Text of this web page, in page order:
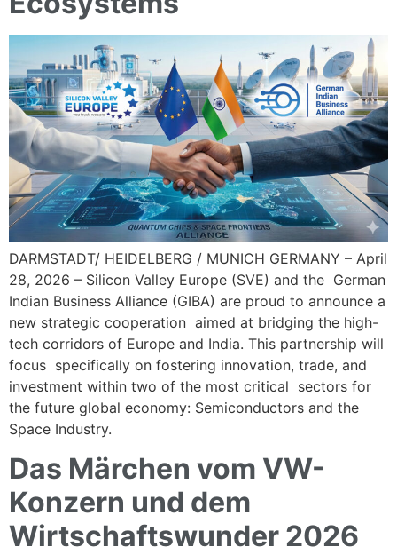
DARMSTADT/ HEIDELBERG / MUNICH GERMANY – April
28, 2026 – Silicon Valley Europe (SVE) and the German
Indian Business Alliance (GIBA) are proud to announce a
new strategic cooperation aimed at bridging the high-
tech corridors of Europe and India. This partnership will
focus specifically on fostering innovation, trade, and
investment within two of the most critical sectors for
the future global economy: Semiconductors and the
Space Industry.
Das Märchen vom VW-
Konzern und dem
Wirtschaftswunder 2026